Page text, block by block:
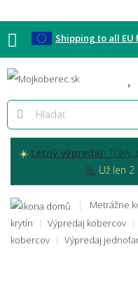
Shipping to all EU
Blog
☀️ Letný výpredaj:
%. Už len
Metrážne
krytín
Výpredaj kobercov
kobercov
Výpredaj